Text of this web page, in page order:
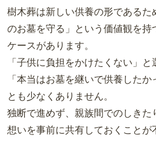
樹木葬は新しい供養の形であるた
のお墓を守る」という価値観を持
ケースがあります。
「子供に負担をかけたくない」
「本当はお墓を継いで供養した
とも少なくありません。
独断で進めず、親族間でのしきた
想いを事前に共有しておくことが